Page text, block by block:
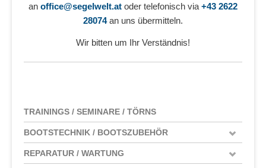
an office@segelwelt.at oder telefonisch via +43 2622
28074an uns übermitteln.
Wir bitten um Ihr Verständnis!
TRAININGS / SEMINARE / TÖRNS
BOOTSTECHNIK / BOOTSZUBEHÖR
REPARATUR / WARTUNG